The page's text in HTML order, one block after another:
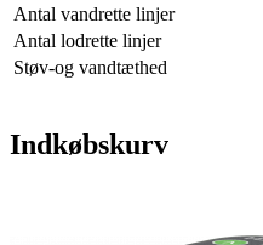
Antal vandrette linjer
Antal lodrette linjer
Støv-og vandtæthed
Indkøbskurv